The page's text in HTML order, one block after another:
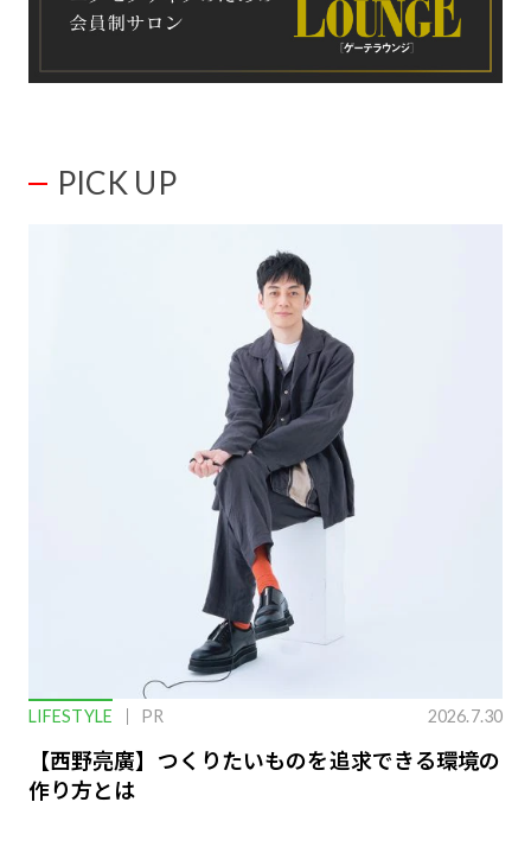
PICK UP
LIFESTYLE PR 2026.7.30
【西野亮廣】つくりたいものを追求できる環境の
作り方とは